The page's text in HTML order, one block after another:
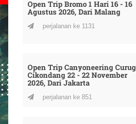
Open Trip Bromo 1 Hari 16 - 16
Agustus 2026, Dari Malang
perjalanan ke 1131
Open Trip Canyoneering Curug
Cikondang 22 - 22 November
2026, Dari Jakarta
perjalanan ke 851